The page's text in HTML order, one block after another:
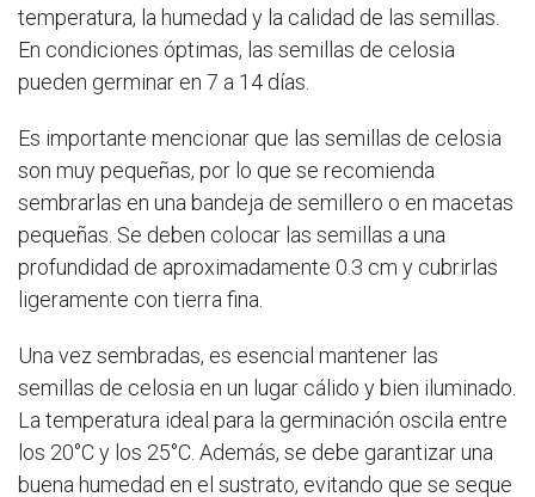
temperatura, la humedad y la calidad de las semillas.
En condiciones óptimas, las semillas de celosia
pueden germinar en 7 a 14 días.
Es importante mencionar que las semillas de celosia
son muy pequeñas, por lo que se recomienda
sembrarlas en una bandeja de semillero o en macetas
pequeñas. Se deben colocar las semillas a una
profundidad de aproximadamente 0.3 cm y cubrirlas
ligeramente con tierra fina.
Una vez sembradas, es esencial mantener las
semillas de celosia en un lugar cálido y bien iluminado.
La temperatura ideal para la germinación oscila entre
los 20°C y los 25°C. Además, se debe garantizar una
buena humedad en el sustrato, evitando que se seque